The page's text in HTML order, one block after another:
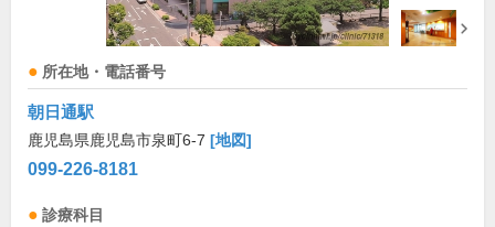
所在地・電話番号
朝日通駅
鹿児島県鹿児島市泉町6-7 [地図]
099-226-8181
診療科目